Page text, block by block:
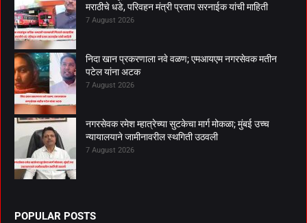
मराठीचे धडे, परिवहन मंत्री प्रताप सरनाईक यांची माहिती
7 August 2026
निदा खान प्रकरणाला नवे वळण; एमआयएम नगरसेवक मतीन
पटेल यांना अटक
7 August 2026
नगरसेवक रमेश म्हात्रेच्या सुटकेचा मार्ग मोकळा; मुंबई उच्च
न्यायालयाने जामीनावरील स्थगिती उठवली
7 August 2026
POPULAR POSTS